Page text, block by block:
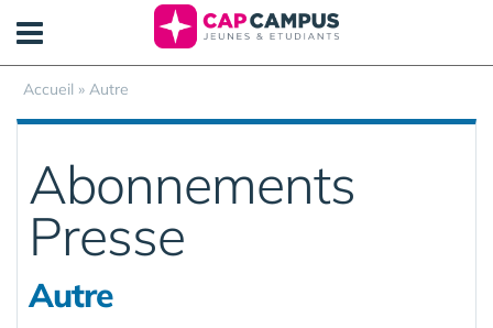
Accueil » Autre
Abonnements
Presse
Autre
Panneau de gestion des cookies